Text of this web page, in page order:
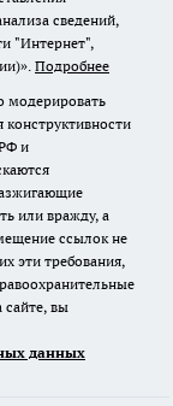
сведений,
"Интернет",
Подробнее
модерировать
и
или вражду, а
ссылок не
эти требования,
сайте, вы
данных